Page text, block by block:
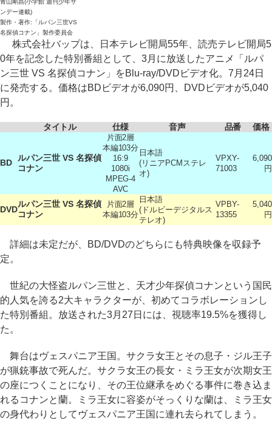
青山剛昌(小学館 週刊少年サ
ンデー連載)
製作・著作:「ルパン三世VS
名探偵コナン」製作委員会
株式会社バップは、日本テレビ開局55年、読売テレビ開局5
0年を記念した特別番組として、3月に放送したアニメ「ルパ
ン三世 VS 名探偵コナン」をBlu-ray/DVDビデオ化。7月24日
に発売する。価格はBDビデオが6,090円、DVDビデオが5,040
円。
タイトル 仕様 音声 品番 価格
BD
ルパン三世 VS 名探偵
コナン
片面2層
本編103分
16:9
1080i
MPEG-4
AVC
日本語
(リニアPCMステレ
オ)
VPXY-
71003
6,090
円
DVD
ルパン三世 VS 名探偵
コナン
片面2層
本編103分
日本語
(ドルビーデジタルス
テレオ)
VPBY-
13355
5,040
円
詳細は未定だが、BD/DVDのどちらにも特典映像を収録予
定。
世紀の大怪盗ルパン三世と、天才少年探偵コナンという国民
的人気を誇る2大キャラクターが、初めてコラボレーションし
た特別番組。放送された3月27日には、視聴率19.5%を獲得し
た。
舞台はヴェスパニア王国。サクラ女王とその息子・ジル王子
が猟銃事故で死んだ。サクラ女王の長女・ミラ王女が次期女王
の座につくことになり、その王位継承をめぐる事件に巻き込ま
れるコナンと蘭。ミラ王女に容姿がそっくりな蘭は、ミラ王女
の身代わりとしてヴェスパニア王国に連れ去られてしまう。